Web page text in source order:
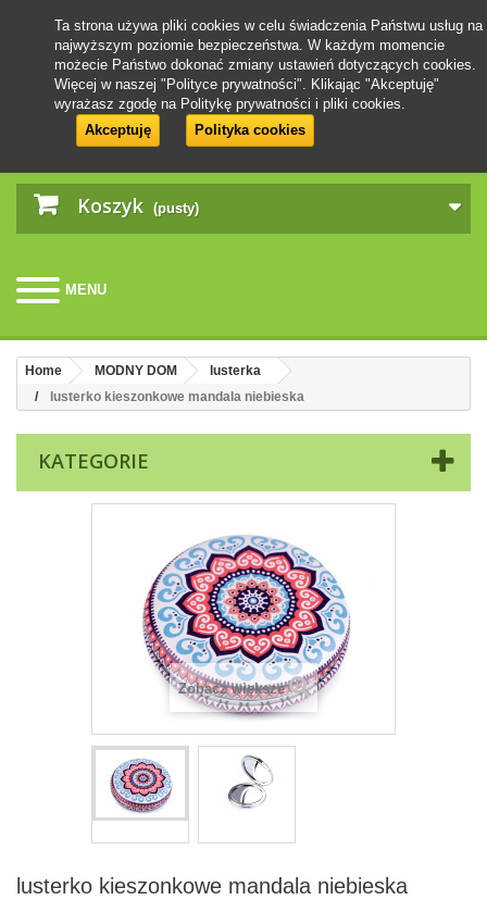
Koszyk (pusty)
MENU
Ta strona używa pliki cookies w celu świadczenia Państwu usług na
najwyższym poziomie bezpieczeństwa. W każdym momencie
możecie Państwo dokonać zmiany ustawień dotyczących cookies.
Więcej w naszej "Polityce prywatności". Klikając "Akceptuję"
wyrażasz zgodę na Politykę prywatności i pliki cookies.
Akceptuję
Polityka cookies
Home MODNY DOM
lusterka
lusterko kieszonkowe mandala niebieska
KATEGORIE
Zobacz większe
lusterko kieszonkowe mandala niebieska